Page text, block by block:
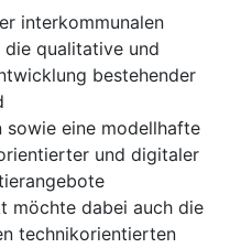
interkommunalen
qualitative und
bestehender
eine modellhafte
und digitaler
möchte dabei auch die
technikorientierten